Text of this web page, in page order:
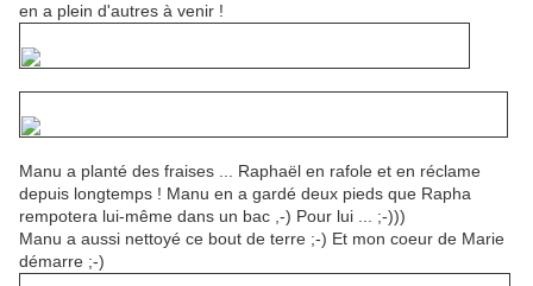
en a plein d'autres à venir !
Manu a planté des fraises ... Raphaël en rafole et en réclame
depuis longtemps ! Manu en a gardé deux pieds que Rapha
rempotera lui-même dans un bac ,-) Pour lui ... ;-)))
Manu a aussi nettoyé ce bout de terre ;-) Et mon coeur de Marie
démarre ;-)